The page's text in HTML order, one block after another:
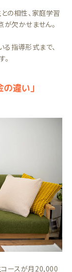
の相性、家庭学習
欠かせません。
る指導形式まで、
違い」
ースが月20,000